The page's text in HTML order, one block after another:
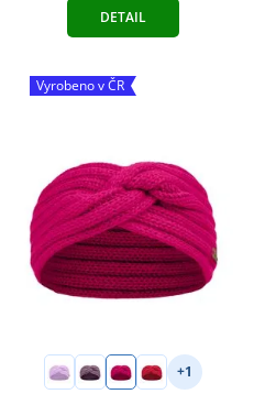
DETAIL
Vyrobeno v ČR
+1